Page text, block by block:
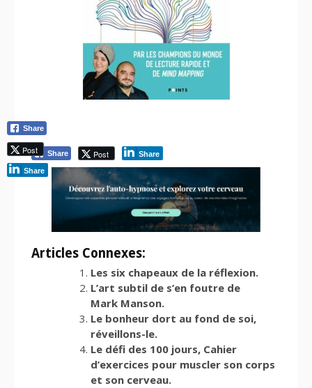
Share Post Share
Articles Connexes:
Les six chapeaux de la réflexion.
L’art subtil de s’en foutre de
Mark Manson.
Le bonheur dort au fond de soi,
réveillons-le.
Le défi des 100 jours, Cahier
d’exercices pour muscler son corps
et son cerveau.
Share
Post
Share